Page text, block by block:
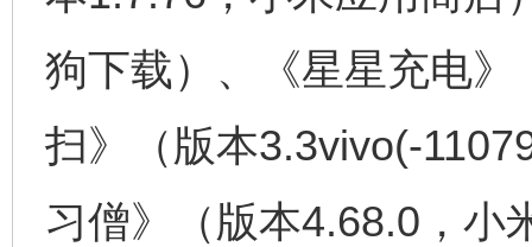
狗下载）、《星星充电
扫》（版本3.3vivo(-
习僧》（版本4.68.0，小